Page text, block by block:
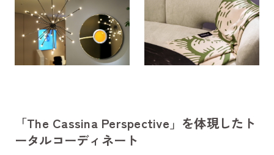
「The Cassina Perspective 」を体現したト
ータルコーディネート